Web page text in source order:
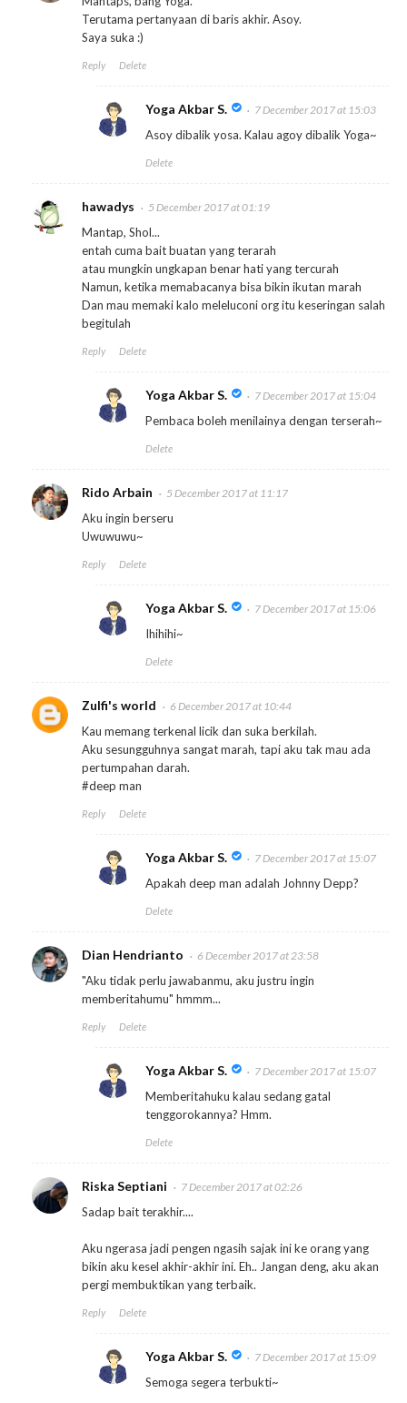
Terutama pertanyaan di baris akhir. Asoy.
Saya suka :)
Reply Delete
Yoga Akbar S. 7 December 2017 at 15:03
Asoy dibalik yosa. Kalau agoy dibalik Yoga~
Delete
hawadys 5 December 2017 at 01:19
Mantap, Shol...
entah cuma bait buatan yang terarah
atau mungkin ungkapan benar hati yang tercurah
Namun, ketika memabacanya bisa bikin ikutan marah
Dan mau memaki kalo meleluconi org itu keseringan salah
begitulah
Reply Delete
Yoga Akbar S. 7 December 2017 at 15:04
Pembaca boleh menilainya dengan terserah~
Delete
Rido Arbain 5 December 2017 at 11:17
Aku ingin berseru
Uwuwuwu~
Reply Delete
Yoga Akbar S. 7 December 2017 at 15:06
Ihihihi~
Delete
Zulfi's world 6 December 2017 at 10:44
Kau memang terkenal licik dan suka berkilah.
Aku sesungguhnya sangat marah, tapi aku tak mau ada
pertumpahan darah.
#deep man
Reply Delete
Yoga Akbar S. 7 December 2017 at 15:07
Apakah deep man adalah Johnny Depp?
Delete
Dian Hendrianto 6 December 2017 at 23:58
"Aku tidak perlu jawabanmu, aku justru ingin
memberitahumu" hmmm...
Reply Delete
Yoga Akbar S. 7 December 2017 at 15:07
Memberitahuku kalau sedang gatal
tenggorokannya? Hmm.
Delete
Riska Septiani 7 December 2017 at 02:26
Sadap bait terakhir....
Aku ngerasa jadi pengen ngasih sajak ini ke orang yang
bikin aku kesel akhir-akhir ini. Eh.. Jangan deng, aku akan
pergi membuktikan yang terbaik.
Reply Delete
Yoga Akbar S. 7 December 2017 at 15:09
Semoga segera terbukti~